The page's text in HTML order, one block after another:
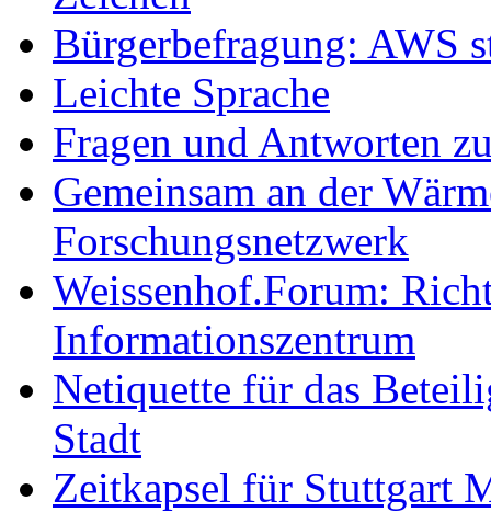
Bürgerbefragung: AWS
Leichte Sprache
Fragen und Antworten
Gemeinsam an der
Forschungsnetzwerk
Weissenhof.Forum:
Informationszentrum
Netiquette für das
Stadt
Zeitkapsel für Stuttgart